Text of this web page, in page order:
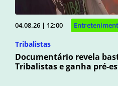
04.08.26 | 12:00
Tribalistas
Documentário revela
Tribalistas e ganha pré-